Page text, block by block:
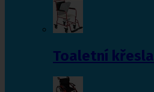
Toaletní křesla